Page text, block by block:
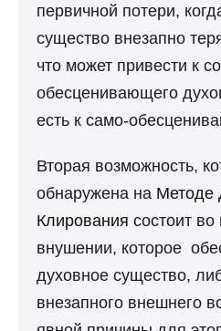
первичной потери,
существо внезапно
что может привести к
обесценивающего
есть к само-
Вторая возможность,
обнаружена на Методе
Клирования состоит
внушении, которое
духовное существо,
внезапного внешнего